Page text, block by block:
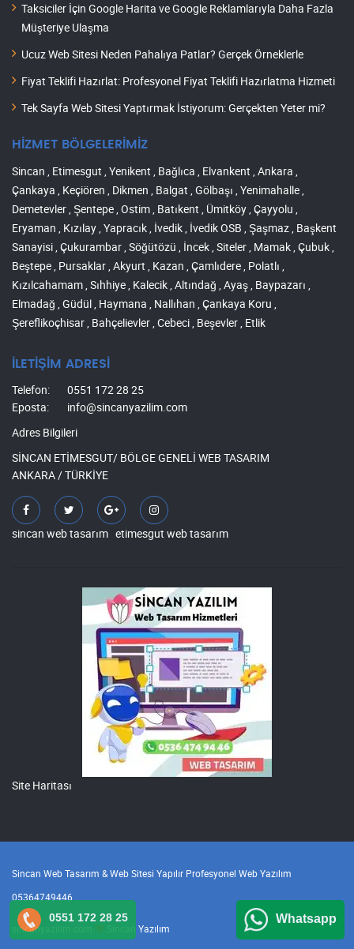
Taksiciler İçin Google Harita ve Google Reklamlarıyla Daha Fazla
Müşteriye Ulaşma
Ucuz Web Sitesi Neden Pahalıya Patlar? Gerçek Örneklerle
Fiyat Teklifi Hazırlat: Profesyonel Fiyat Teklifi Hazırlatma Hizmeti
Tek Sayfa Web Sitesi Yaptırmak İstiyorum: Gerçekten Yeter mi?
HİZMET BÖLGELERİMİZ
Sincan , Etimesgut , Yenikent , Bağlıca , Elvankent , Ankara ,
Çankaya , Keçiören , Dikmen , Balgat , Gölbaşı , Yenimahalle ,
Demetevler , Şentepe , Ostim , Batıkent , Ümitköy , Çayyolu ,
Eryaman , Kızılay , Yapracık , İvedik , İvedik OSB , Şaşmaz , Başkent
Sanayisi , Çukurambar , Söğütözü , İncek , Siteler , Mamak , Çubuk ,
Beştepe , Pursaklar , Akyurt , Kazan , Çamlıdere , Polatlı ,
Kızılcahamam , Sıhhiye , Kalecik , Altındağ , Ayaş , Baypazarı ,
Elmadağ , Güdül , Haymana , Nallıhan , Çankaya Koru ,
Şereflikoçhisar , Bahçelievler , Cebeci , Beşevler , Etlik
İLETİŞİM ADRESİ
Telefon:
0551 172 28 25
Eposta:
info@sincanyazilim.com
Adres Bilgileri
SİNCAN ETİMESGUT/ BÖLGE GENELİ WEB TASARIM
ANKARA / TÜRKİYE
sincan web tasarım etimesgut web tasarım
Site Haritası
Sincan Web Tasarım & Web Sitesi Yapılır Profesyonel Web Yazılım
05364749446
sincanyazilim.com Sincan Yazılım
0551 172 28 25 Whatsapp